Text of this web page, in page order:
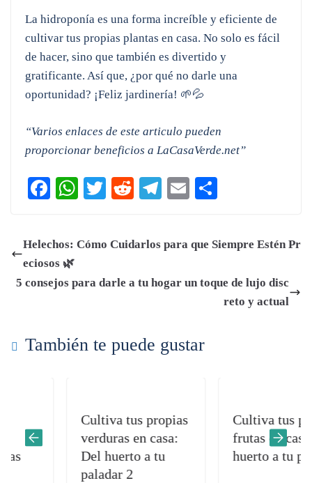
La hidroponía es una forma increíble y eficiente de
cultivar tus propias plantas en casa. No solo es fácil
de hacer, sino que también es divertido y
gratificante. Así que, ¿por qué no darle una
oportunidad? ¡Feliz jardinería! 🌱💦
“Varios enlaces de este articulo pueden
proporcionar beneficios a LaCasaVerde.net”
Fa
ok
W
A
pp
T
r
R
t
Te
a
m
E
pa
rti
r
Helechos: Cómo Cuidarlos para que Siempre Estén Pr
eciosos 🌿
5 consejos para darle a tu hogar un toque de lujo disc
reto y actual
También te puede gustar
Cultiva tus propias
verduras en casa:
Del huerto a tu
paladar 2
Cultiva tus propias
frutas en casa: Del
huerto a tu paladar